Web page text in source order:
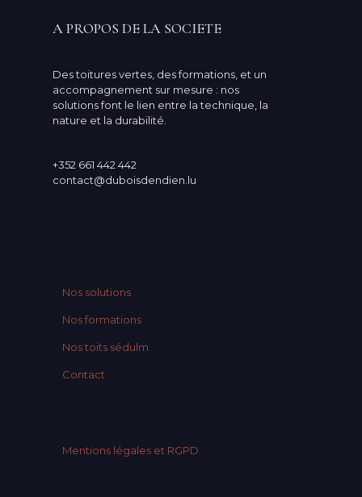
A PROPOS DE LA SOCIETE
Des toitures vertes, des formations, et un
accompagnement sur mesure : nos
solutions font le lien entre la technique, la
nature et la durabilité.
+352 661 442 442
contact@duboisdendien.lu
Nos solutions
Nos formations
Nos toits sédulm
Contact
Mentions légales et RGPD